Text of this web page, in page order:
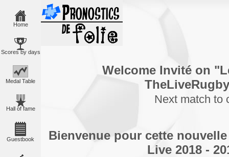
Home
Scores by days
Medal Table
Hall of fame
Guestbook
Welcome Invité on
Next match to
Bienvenue pour cette
Live 2018 -